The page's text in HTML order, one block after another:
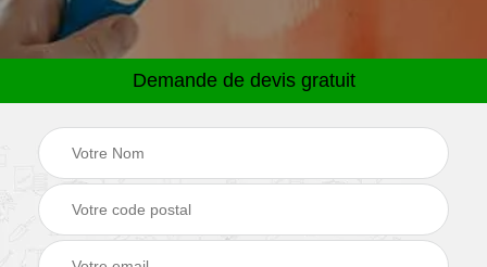
Demande de devis gratuit